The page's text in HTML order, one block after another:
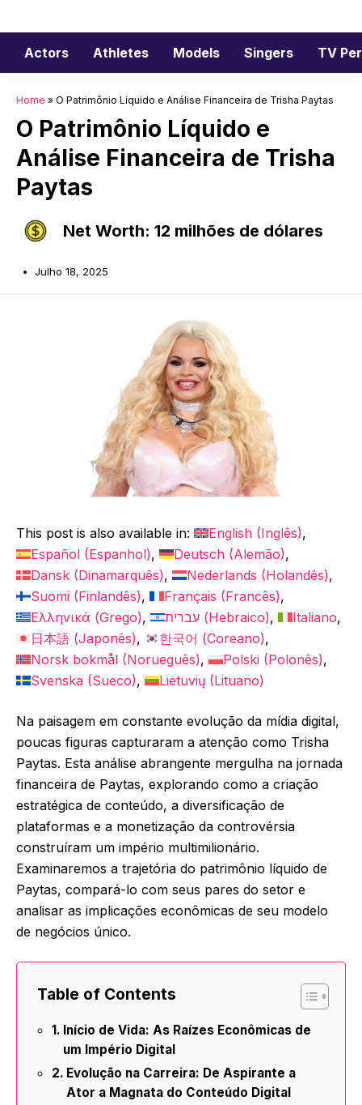
para
conteúdo
Actors Athletes Models Singers TV
Home » O Patrimônio Líquido e Análise Financeira de Trisha Paytas
O Patrimônio Líquido e
Análise Financeira de Trisha
Paytas
Net Worth: 12 milhões de dólares
Julho 18, 2025
This post is also available in: English (Inglês)
Español (Espanhol) Deutsch (Alemão)
Dansk (Dinamarquês) Nederlands (Holandês)
Suomi (Finlandês) Français (Francês)
Ελληνικά (Grego) עברית (Hebraico)
Italiano
日本語 (Japonês) 한국어 (Coreano)
Norsk bokmål (Norueguês) Polski (Polonês)
Svenska (Sueco) Lietuvių (Lituano)
Na paisagem em constante evolução da mídia digital,
poucas figuras capturaram a atenção como Trisha
Paytas. Esta análise abrangente mergulha na jornada
financeira de Paytas, explorando como a criação
estratégica de conteúdo, a diversificação de
plataformas e a monetização da controvérsia
construíram um império multimilionário.
Examinaremos a trajetória do patrimônio líquido de
Paytas, compará-lo com seus pares do setor e
analisar as implicações econômicas de seu modelo
de negócios único.
Table of Contents
Início de Vida: As Raízes Econômicas de
um Império Digital
Evolução na Carreira: De Aspirante a
Ator a Magnata do Conteúdo Digital